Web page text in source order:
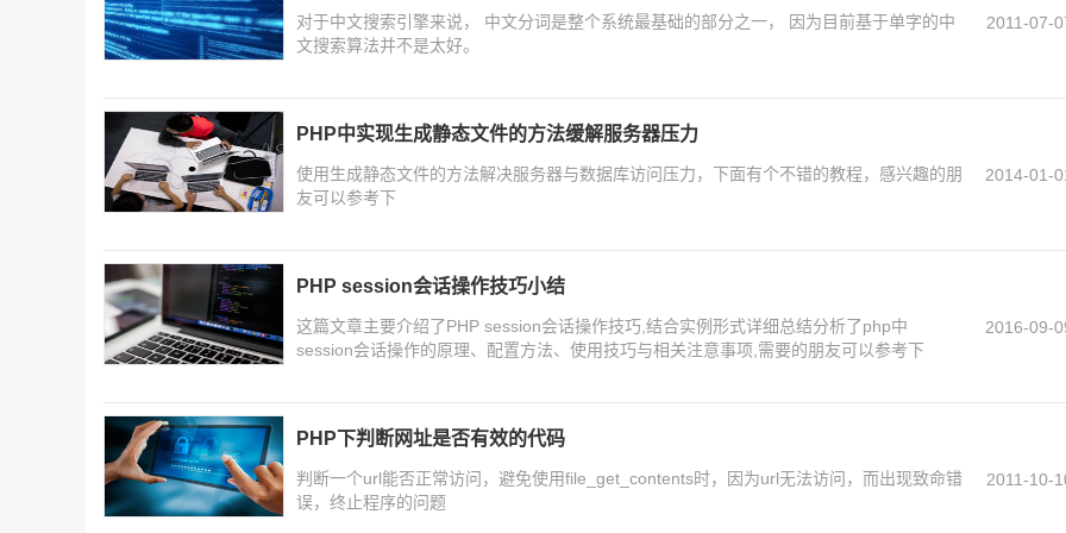
对于中文搜索引擎来说， 中文分词是整个系统最基础的部分之一， 因为目前基于单字的中
文搜索算法并不是太好。
2011-07-
PHP中实现生成静态文件的方法缓解服务器压力
使用生成静态文件的方法解决服务器与数据库访问压力，下面有个不错的教程，感兴趣的朋
友可以参考下
2014-01-
PHP session会话操作技巧小结
这篇文章主要介绍了PHP session会话操作技巧,结合实例形式详细总结分析了php中
session会话操作的原理、配置方法、使用技巧与相关注意事项,需要的朋友可以参考下
2016-09-
PHP下判断网址是否有效的代码
判断一个url能否正常访问，避免使用file_get_contents时，因为url无法访问，而出现致命错
误，终止程序的问题
2011-10-